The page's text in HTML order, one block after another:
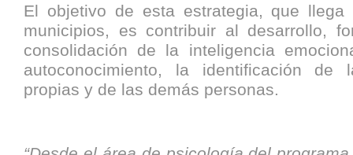
El objetivo de esta estrategia, que
municipios, es contribuir al desarrollo,
consolidación de la inteligencia
autoconocimiento, la identificación de
propias y de las demás personas.